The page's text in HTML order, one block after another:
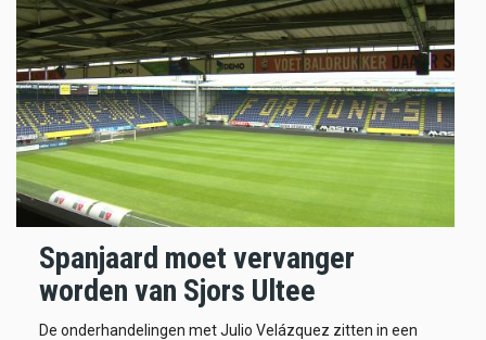
Spanjaard moet vervanger
worden van Sjors Ultee
De onderhandelingen met Julio Velázquez zitten in een